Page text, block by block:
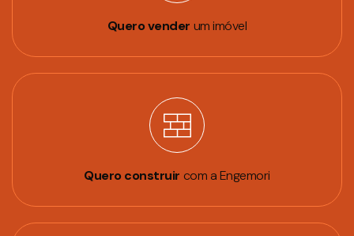
Quero vender um imóvel
Quero construir com a Engemori